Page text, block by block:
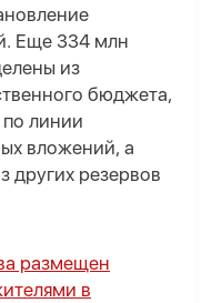
Еще 334 млн
из
бюджета,
линии
вложений, а
других резервов
размещен
в